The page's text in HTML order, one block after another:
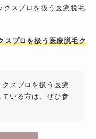
クスプロを扱う医療脱毛
スプロを扱う医療脱毛ク
スプロを扱う医療
いる方は、ぜひ参